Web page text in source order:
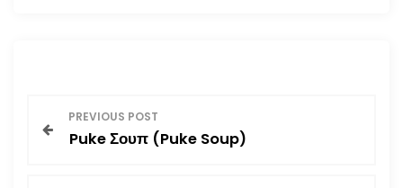
PREVIOUS POST
Puke Σουπ (Puke Soup)